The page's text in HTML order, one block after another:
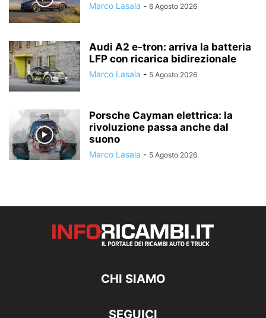
Marco Lasala - 6 Agosto 2026
Audi A2 e-tron: arriva la batteria
LFP con ricarica bidirezionale
Marco Lasala - 5 Agosto 2026
Porsche Cayman elettrica: la
rivoluzione passa anche dal
suono
Marco Lasala - 5 Agosto 2026
CHI SIAMO
SEGUICI